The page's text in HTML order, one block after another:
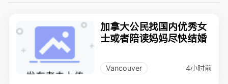
加拿大公民找国内优秀女
士或者陪读妈妈尽快结婚
Vancouver 4小时前